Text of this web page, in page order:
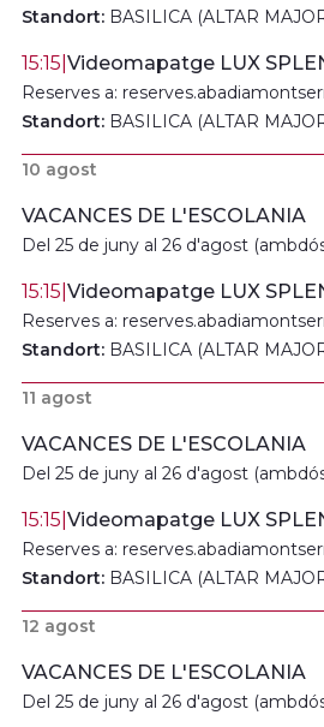
Standort: BASILICA (ALTAR
15:15 Videomapatge LUX
Reserves a:
Standort: BASILICA (ALTAR
10 agost
VACANCES DE L'ESCOLANIA
Del 25 de juny al 26 d'agost
15:15 Videomapatge LUX
Reserves a:
Standort: BASILICA (ALTAR
11 agost
VACANCES DE L'ESCOLANIA
Del 25 de juny al 26 d'agost
15:15 Videomapatge LUX
Reserves a:
Standort: BASILICA (ALTAR
12 agost
VACANCES DE L'ESCOLANIA
Del 25 de juny al 26 d'agost